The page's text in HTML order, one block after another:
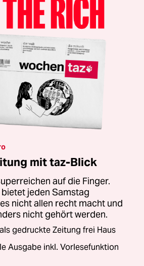
mit taz-Blick
auf die Finger.
jeden Samstag
nicht allen recht macht und
nicht gehört werden.
gedruckte Zeitung frei Haus
Ausgabe inkl. Vorlesefunktion